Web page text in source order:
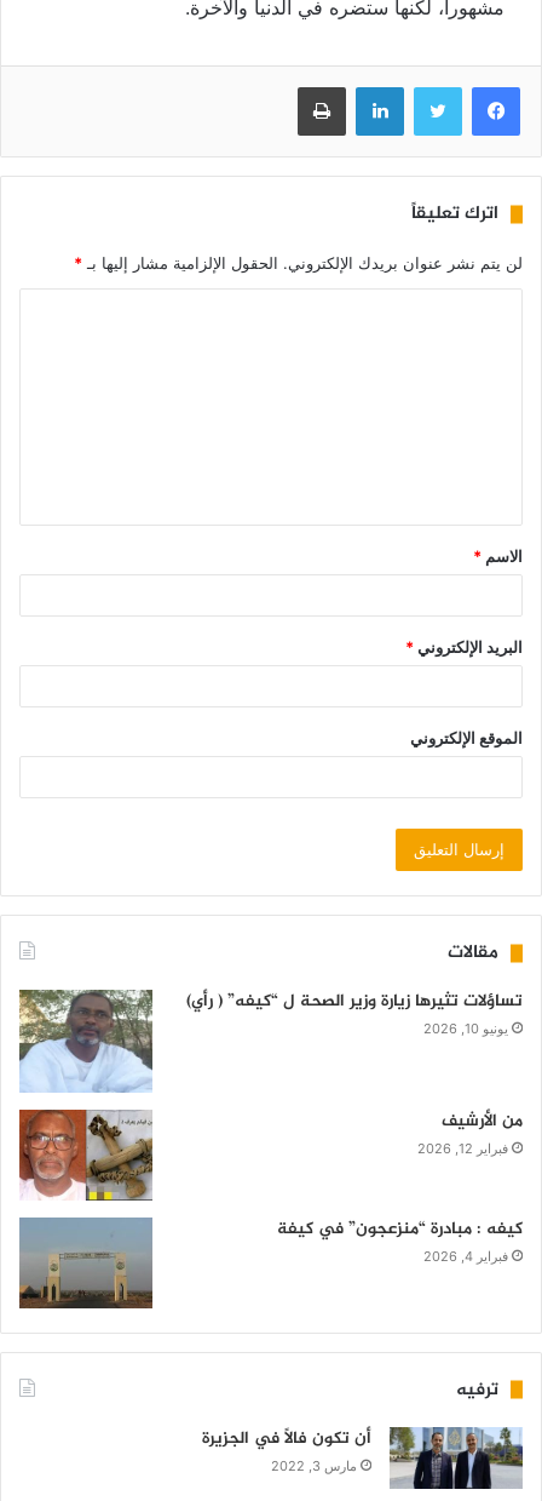
مشهورا، لكنها ستضره في الدنيا والآخرة.
فيسبوك تويتر لينكدإن طباعة
اترك تعليقاً
لن يتم نشر عنوان بريدك الإلكتروني. الحقول الإلزامية مشار إليها بـ *
الاسم *
البريد الإلكتروني*
الموقع الإلكتروني
مقالات
تساؤلات تثيرها زيارة وزير الصحة ل “كيفه” ( رأي)
يونيو 10, 2026
من الأرشيف
فبراير 12, 2026
كيفه : مبادرة “منزعجون” في كيفة
فبراير 4, 2026
ترفيه
أن تكون فالاً في الجزيرة
مارس 3, 2022